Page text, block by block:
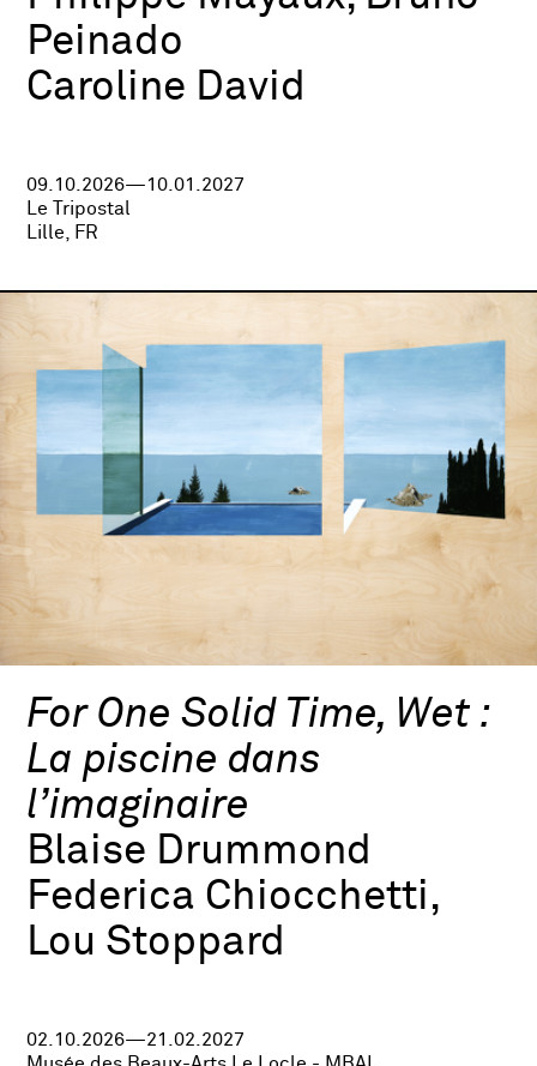
Peinado
Caroline David
09.10.2026—10.01.2027
Le Tripostal
Lille, FR
For One Solid Time, Wet :
La piscine dans
l’imaginaire
Blaise Drummond
Federica Chiocchetti,
Lou Stoppard
02.10.2026—21.02.2027